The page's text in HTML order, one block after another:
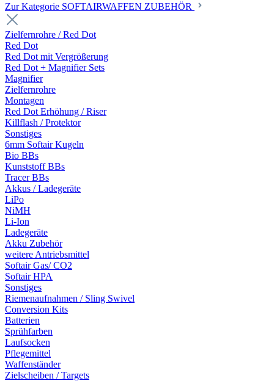
Zur Kategorie SOFTAIRWAFFEN ZUBEHÖR
Zielfernrohre / Red Dot
Red Dot
Red Dot mit Vergrößerung
Red Dot + Magnifier Sets
Magnifier
Zielfernrohre
Montagen
Red Dot Erhöhung / Riser
Killflash / Protektor
Sonstiges
6mm Softair Kugeln
Bio BBs
Kunststoff BBs
Tracer BBs
Akkus / Ladegeräte
LiPo
NiMH
Li-Ion
Ladegeräte
Akku Zubehör
weitere Antriebsmittel
Softair Gas/ CO2
Softair HPA
Sonstiges
Riemenaufnahmen / Sling Swivel
Conversion Kits
Batterien
Sprühfarben
Laufsocken
Pflegemittel
Waffenständer
Zielscheiben / Targets